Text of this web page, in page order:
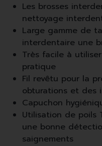
Les brosses
nettoyage
Large gamme de
interdentaire une
Très facile à
pratique
Fil revêtu pour la
obturations et des
Capuchon
Utilisation de poils
une bonne
saignements